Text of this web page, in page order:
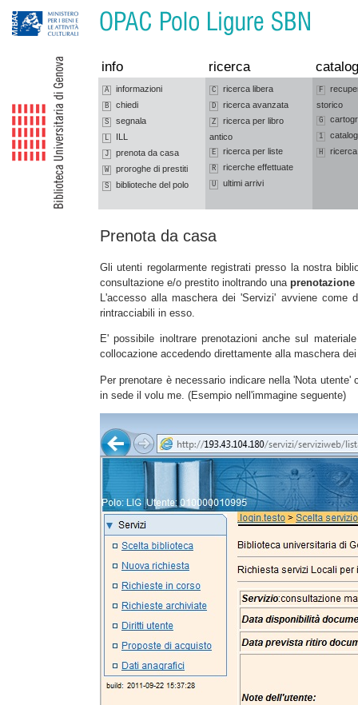
info ricerca
A informazioni
B chiedi
S segnala
L ILL
J prenota da casa
W proroghe di prestiti
S biblioteche del polo
C ricerca libera
D ricerca avanzata
Z
ricerca per libro
antico
E ricerca per liste
R ricerche effettuate
U ultimi arrivi
F
storico
G
1
H ricerca
Prenota da casa
Gli utenti regolarmente registrati presso la nostra
consultazione e/o prestito inoltrando una prenotazione
L'accesso alla maschera dei 'Servizi' avviene
rintracciabili in esso.
E' possibile inoltrare prenotazioni anche sul
collocazione accedendo direttamente alla maschera
Per prenotare è necessario indicare nella 'Nota
in sede il volu me. (Esempio nell'immagine seguente)